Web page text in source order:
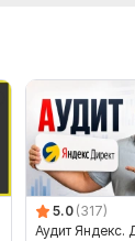
5.0 (317)
Аудит Яндекс.